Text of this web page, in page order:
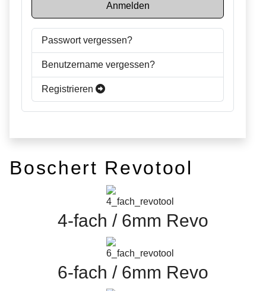
Anmelden
Passwort vergessen?
Benutzername vergessen?
Registrieren
Boschert Revotool
4-fach / 6mm Revo
6-fach / 6mm Revo